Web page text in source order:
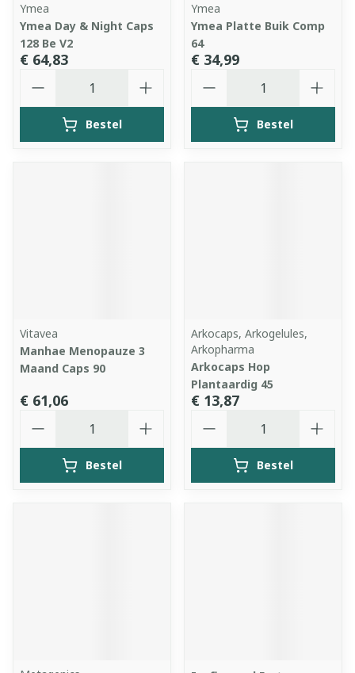
Ymea
Ymea Day & Night Caps
128 Be V2
€ 64,83
Bestel
Ymea
Ymea Platte Buik Comp
64
€ 34,99
Bestel
Vitavea
Manhae Menopauze 3
Maand Caps 90
€ 61,06
Bestel
Arkocaps, Arkogelules,
Arkopharma
Arkocaps Hop
Plantaardig 45
€ 13,87
Bestel